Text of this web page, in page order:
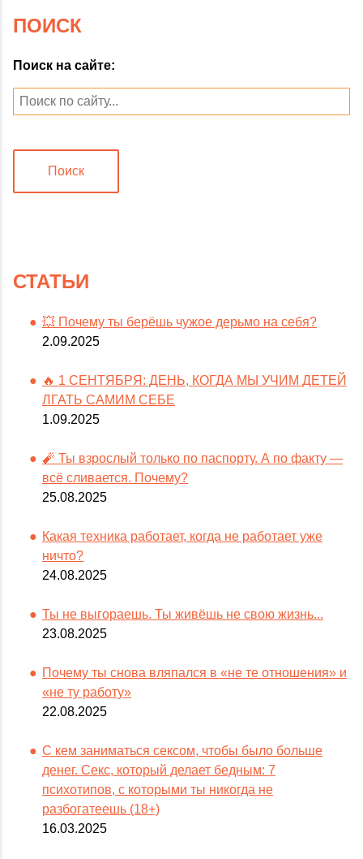
ПОИСК
Поиск на сайте:
Поиск
СТАТЬИ
💥 Почему ты берёшь чужое дерьмо на себя?
2.09.2025
🔥 1 СЕНТЯБРЯ: ДЕНЬ, КОГДА МЫ УЧИМ ДЕТЕЙ
ЛГАТЬ САМИМ СЕБЕ
1.09.2025
🧨 Ты взрослый только по паспорту. А по факту —
всё сливается. Почему?
25.08.2025
Какая техника работает, когда не работает уже
ничто?
24.08.2025
Ты не выгораешь. Ты живёшь не свою жизнь...
23.08.2025
Почему ты снова вляпался в «не те отношения» и
«не ту работу»
22.08.2025
С кем заниматься сексом, чтобы было больше
денег. Секс, который делает бедным: 7
психотипов, с которыми ты никогда не
разбогатеешь (18+)
16.03.2025